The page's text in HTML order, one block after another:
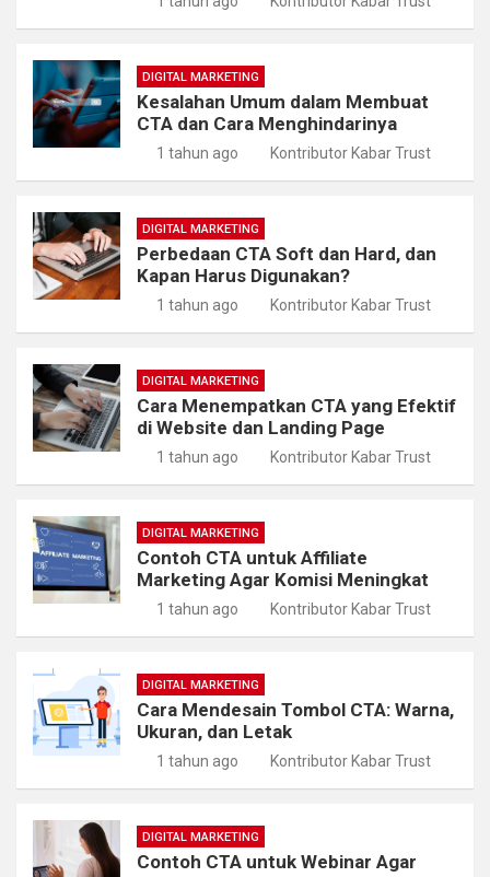
DIGITAL MARKETING
Kesalahan Umum dalam Membuat
CTA dan Cara Menghindarinya
1 tahun ago Kontributor Kabar Trust
DIGITAL MARKETING
Perbedaan CTA Soft dan Hard, dan
Kapan Harus Digunakan?
1 tahun ago Kontributor Kabar Trust
DIGITAL MARKETING
Cara Menempatkan CTA yang Efektif
di Website dan Landing Page
1 tahun ago Kontributor Kabar Trust
DIGITAL MARKETING
Contoh CTA untuk Affiliate
Marketing Agar Komisi Meningkat
1 tahun ago Kontributor Kabar Trust
DIGITAL MARKETING
Cara Mendesain Tombol CTA: Warna,
Ukuran, dan Letak
1 tahun ago Kontributor Kabar Trust
DIGITAL MARKETING
Contoh CTA untuk Webinar Agar